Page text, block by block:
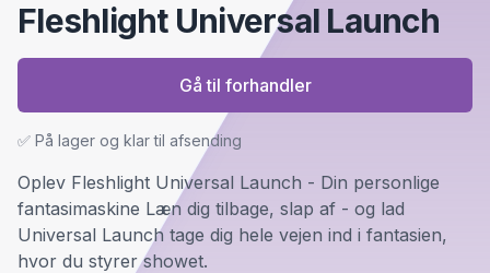
Fleshlight Universal Launch
Oplev Fleshlight Universal Launch - Din personlige
fantasimaskine Læn dig tilbage, slap af - og lad
Universal Launch tage dig hele vejen ind i fantasien,
hvor du styrer showet.
✅ På lager og klar til afsending
Gå til forhandler